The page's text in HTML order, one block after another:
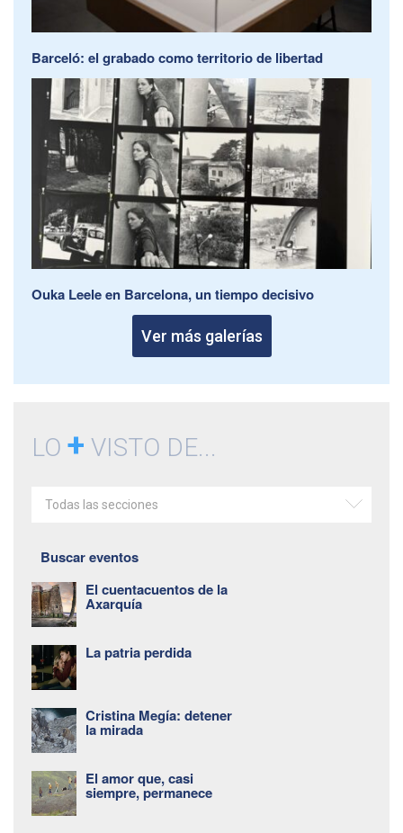
Barceló: el grabado como territorio de libertad
Ouka Leele en Barcelona, un tiempo decisivo
Ver más galerías
LO + VISTO DE...
Todas las secciones
Buscar eventos
El cuentacuentos de la
Axarquía
La patria perdida
Cristina Megía: detener
la mirada
El amor que, casi
siempre, permanece